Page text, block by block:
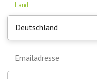
Land
Deutschland
Emailadresse